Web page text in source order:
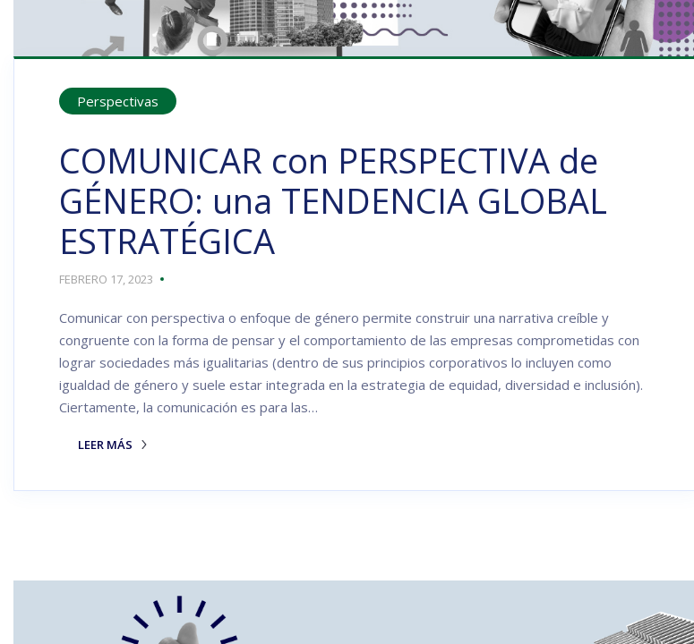
Perspectivas
COMUNICAR con PERSPECTIVA de
GÉNERO: una TENDENCIA GLOBAL
ESTRATÉGICA
FEBRERO 17, 2023
Comunicar con perspectiva o enfoque de género permite construir una narrativa creíble y
congruente con la forma de pensar y el comportamiento de las empresas comprometidas con
lograr sociedades más igualitarias (dentro de sus principios corporativos lo incluyen como
igualdad de género y suele estar integrada en la estrategia de equidad, diversidad e inclusión).
Ciertamente, la comunicación es para las…
LEER MÁS